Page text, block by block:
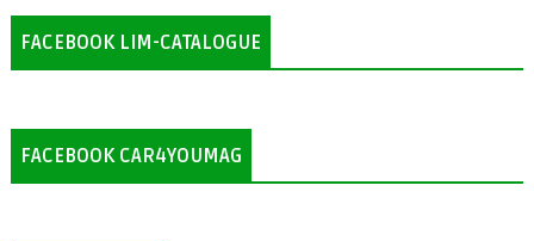
FACEBOOK LIM-CATALOGUE
FACEBOOK CAR4YOUMAG